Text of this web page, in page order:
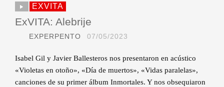
EXVITA
ExVITA: Alebrije
EXPERPENTO 07/05/2023
Isabel Gil y Javier Ballesteros nos presentaron en acústico
«Violetas en otoño», «Día de muertos», «Vidas paralelas»,
canciones de su primer álbum Inmortales. Y nos obsequiaron